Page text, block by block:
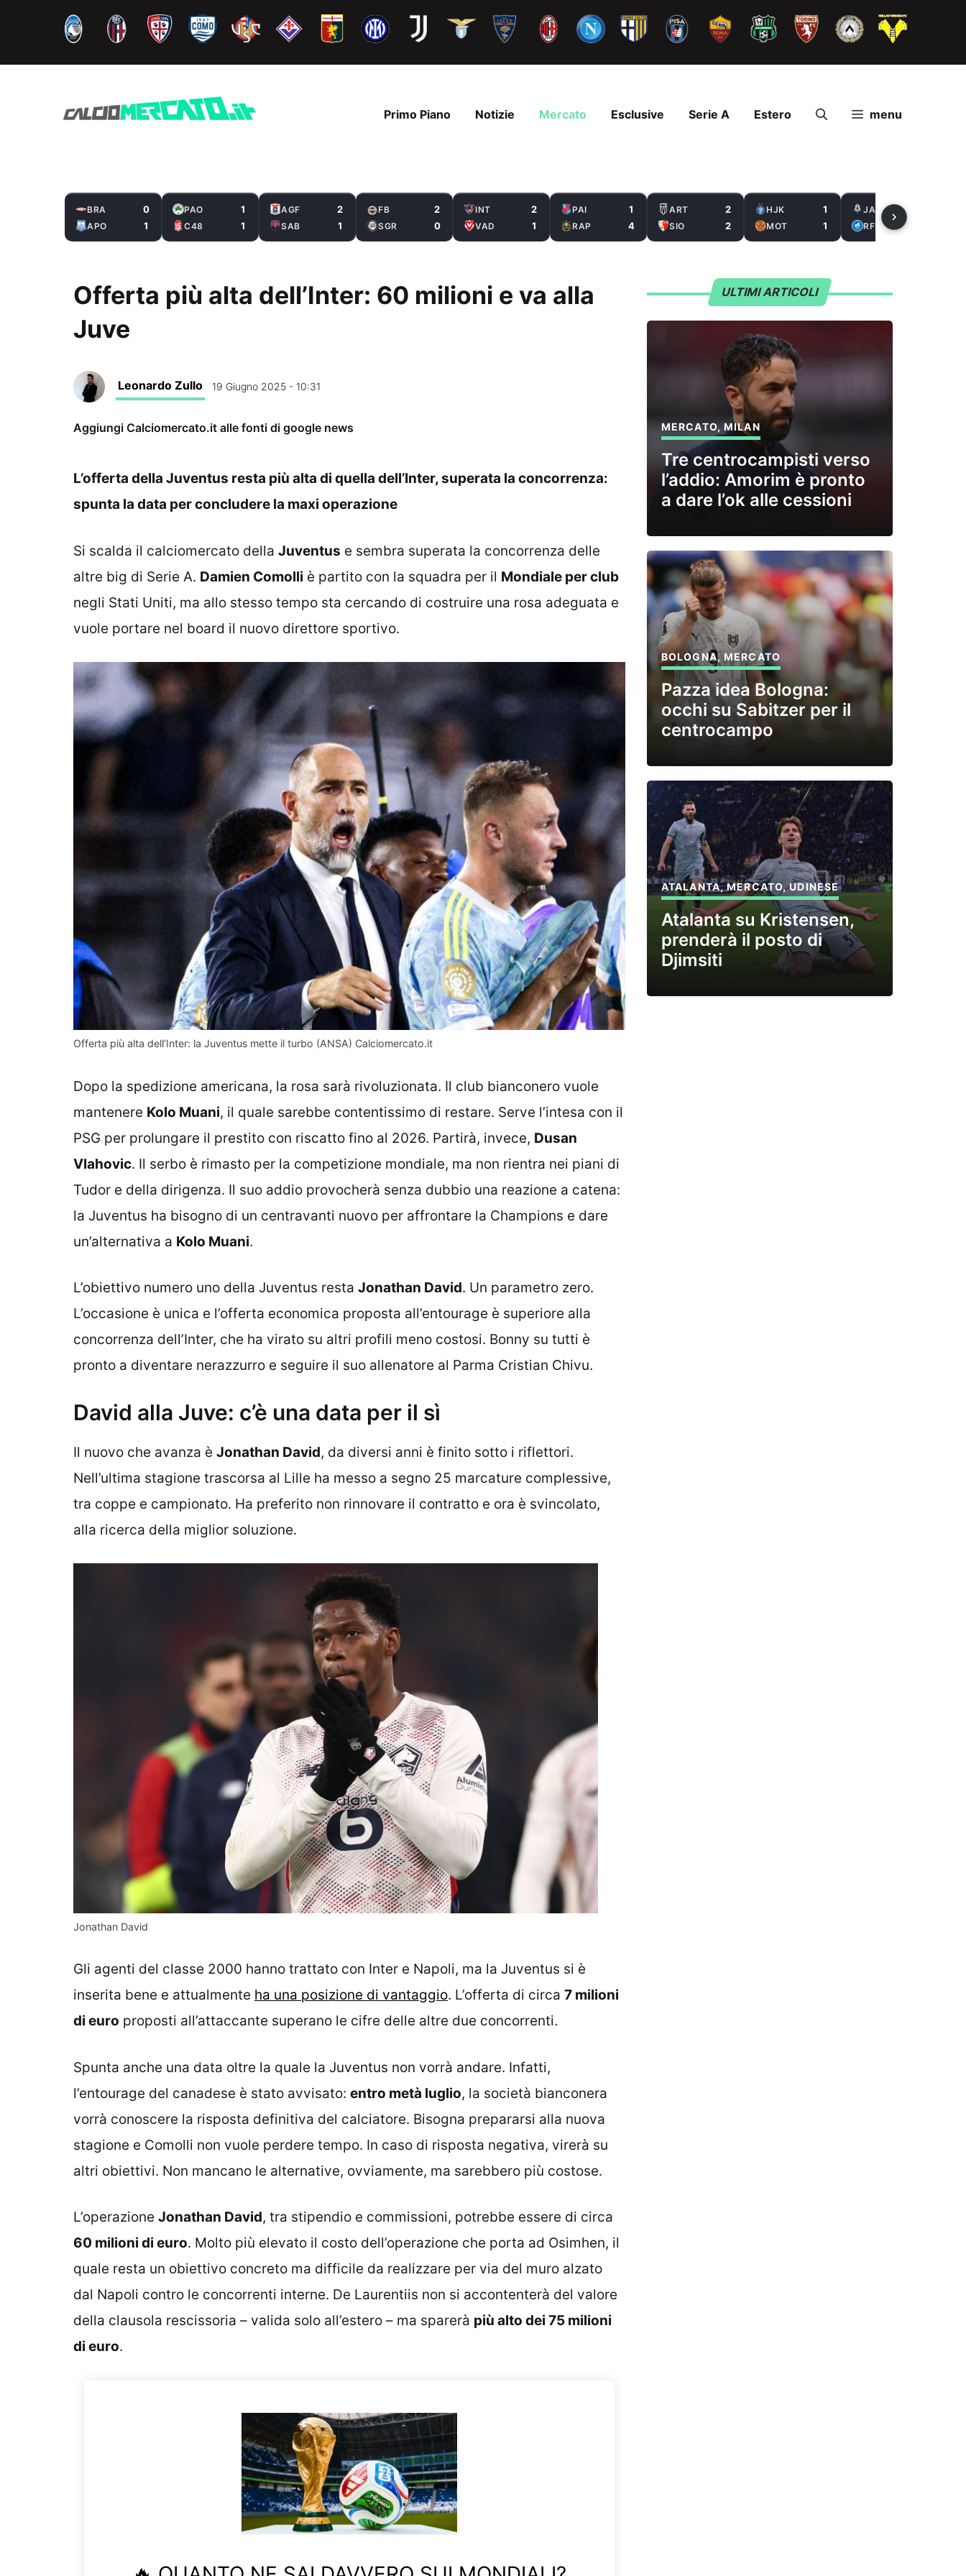
contenuto
Primo Piano Notizie Mercato Esclusive Serie A Estero menu
BRA 0
APO 1
PAO 1
C48 1
AGF 2
SAB 1
FB 2
SGR 0
INT 2
VAD 1
PAI 1
RAP 4
ART 2
SIO 2
HJK 1
MOT 1
JAB
RFS
Offerta più alta dell’Inter: 60 milioni e va alla
Juve
Leonardo Zullo 19 Giugno 2025 - 10:31
Aggiungi Calciomercato.it alle fonti di google news
L’offerta della Juventus resta più alta di quella dell’Inter, superata la concorrenza:
spunta la data per concludere la maxi operazione
Si scalda il calciomercato della Juventus e sembra superata la concorrenza delle
altre big di Serie A. Damien Comolli è partito con la squadra per il Mondiale per club
negli Stati Uniti, ma allo stesso tempo sta cercando di costruire una rosa adeguata e
vuole portare nel board il nuovo direttore sportivo.
Offerta più alta dell’Inter: la Juventus mette il turbo (ANSA) Calciomercato.it
Dopo la spedizione americana, la rosa sarà rivoluzionata. Il club bianconero vuole
mantenere Kolo Muani, il quale sarebbe contentissimo di restare. Serve l’intesa con il
PSG per prolungare il prestito con riscatto fino al 2026. Partirà, invece, Dusan
Vlahovic. Il serbo è rimasto per la competizione mondiale, ma non rientra nei piani di
Tudor e della dirigenza. Il suo addio provocherà senza dubbio una reazione a catena:
la Juventus ha bisogno di un centravanti nuovo per affrontare la Champions e dare
un’alternativa a Kolo Muani.
L’obiettivo numero uno della Juventus resta Jonathan David. Un parametro zero.
L’occasione è unica e l’offerta economica proposta all’entourage è superiore alla
concorrenza dell’Inter, che ha virato su altri profili meno costosi. Bonny su tutti è
pronto a diventare nerazzurro e seguire il suo allenatore al Parma Cristian Chivu.
David alla Juve: c’è una data per il sì
Il nuovo che avanza è Jonathan David, da diversi anni è finito sotto i riflettori.
Nell’ultima stagione trascorsa al Lille ha messo a segno 25 marcature complessive,
tra coppe e campionato. Ha preferito non rinnovare il contratto e ora è svincolato,
alla ricerca della miglior soluzione.
Jonathan David
Gli agenti del classe 2000 hanno trattato con Inter e Napoli, ma la Juventus si è
inserita bene e attualmente ha una posizione di vantaggio. L’offerta di circa 7 milioni
di euro proposti all’attaccante superano le cifre delle altre due concorrenti.
Spunta anche una data oltre la quale la Juventus non vorrà andare. Infatti,
l’entourage del canadese è stato avvisato: entro metà luglio, la società bianconera
vorrà conoscere la risposta definitiva del calciatore. Bisogna prepararsi alla nuova
stagione e Comolli non vuole perdere tempo. In caso di risposta negativa, virerà su
altri obiettivi. Non mancano le alternative, ovviamente, ma sarebbero più costose.
L’operazione Jonathan David, tra stipendio e commissioni, potrebbe essere di circa
60 milioni di euro. Molto più elevato il costo dell’operazione che porta ad Osimhen, il
quale resta un obiettivo concreto ma difficile da realizzare per via del muro alzato
dal Napoli contro le concorrenti interne. De Laurentiis non si accontenterà del valore
della clausola rescissoria – valida solo all’estero – ma sparerà più alto dei 75 milioni
di euro.
ULTIMI ARTICOLI
MERCATO,MILAN
Tre centrocampisti verso
l’addio: Amorim è pronto
a dare l’ok alle cessioni
BOLOGNA,MERCATO
Pazza idea Bologna:
occhi su Sabitzer per il
centrocampo
ATALANTA,MERCATO,UDINESE
Atalanta su Kristensen,
prenderà il posto di
Djimsiti